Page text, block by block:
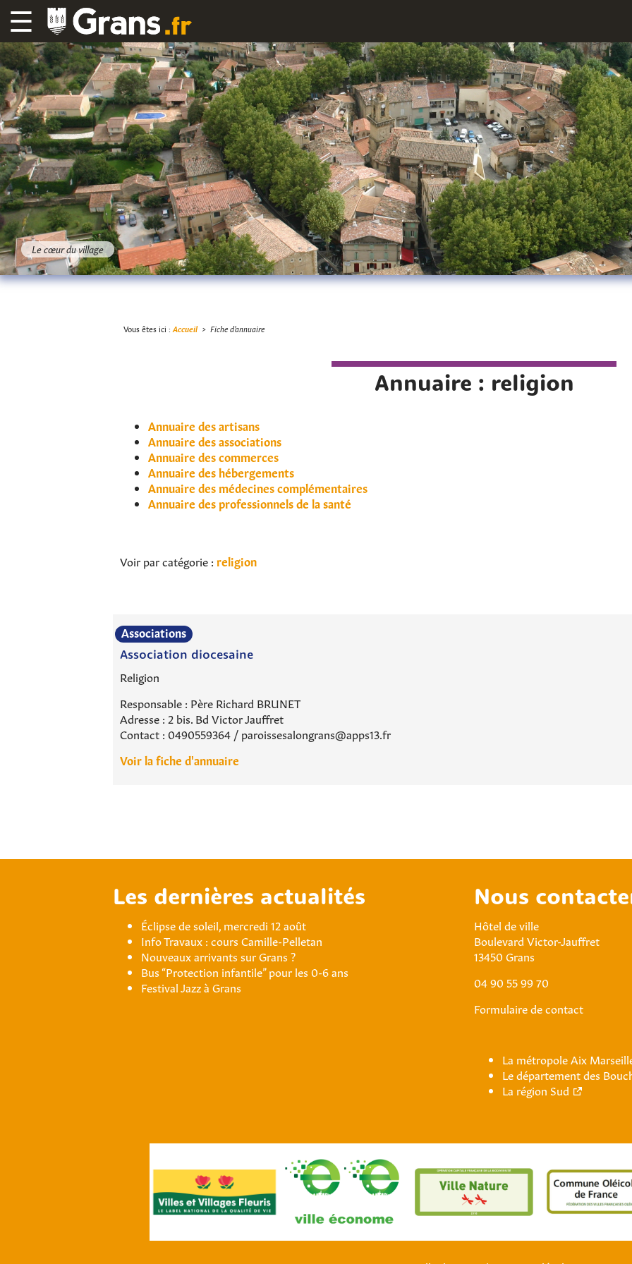
☰
Le cœur du village
Vous êtes ici : Accueil> Fiche d'annuaire
Annuaire : religion
Annuaire des artisans
Annuaire des associations
Annuaire des commerces
Annuaire des hébergements
Annuaire des médecines complémentaires
Annuaire des professionnels de la santé
Voir par catégorie : religion
Associations
Association diocesaine
Religion
Responsable : Père Richard BRUNET
Adresse : 2 bis. Bd Victor Jauffret
Contact : 0490559364 / paroissesalongrans@apps13.fr
Voir la fiche d'annuaire
Les dernières actualités
Éclipse de soleil, mercredi 12 août
Info Travaux : cours Camille-Pelletan
Nouveaux arrivants sur Grans ?
Bus “Protection infantile” pour les 0-6 ans
Festival Jazz à Grans
Nous
Hôtel de ville
Boulevard Victor-Jauffret
13450 Grans
04 90 55 99 70
Formulaire de contact
La métropole Aix
Le département des
La région Sud